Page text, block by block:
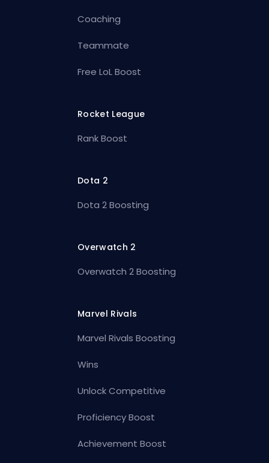
Coaching
Teammate
Free LoL Boost
Rocket League
Rank Boost
Dota 2
Dota 2 Boosting
Overwatch 2
Overwatch 2 Boosting
Marvel Rivals
Marvel Rivals Boosting
Wins
Unlock Competitive
Proficiency Boost
Achievement Boost